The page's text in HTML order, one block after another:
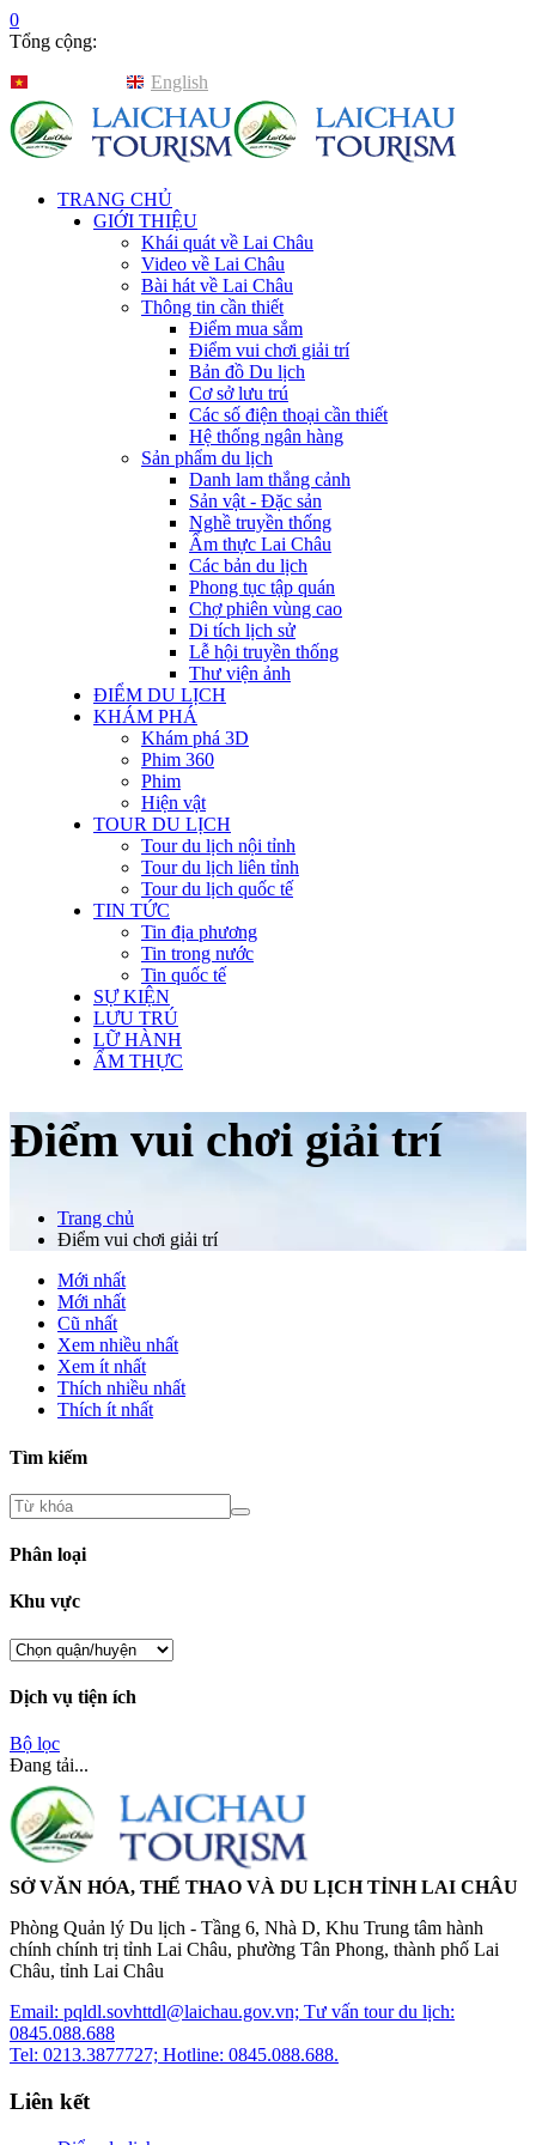
0
Tổng cộng:
English
TRANG CHỦ
GIỚI THIỆU
Khái quát về Lai Châu
Video về Lai Châu
Bài hát về Lai Châu
Thông tin cần thiết
Điểm mua sắm
Điểm vui chơi giải trí
Bản đồ Du lịch
Cơ sở lưu trú
Các số điện thoại cần thiết
Hệ thống ngân hàng
Sản phẩm du lịch
Danh lam thắng cảnh
Sản vật - Đặc sản
Nghề truyền thống
Ẩm thực Lai Châu
Các bản du lịch
Phong tục tập quán
Chợ phiên vùng cao
Di tích lịch sử
Lễ hội truyền thống
Thư viện ảnh
ĐIỂM DU LỊCH
KHÁM PHÁ
Khám phá 3D
Phim 360
Phim
Hiện vật
TOUR DU LỊCH
Tour du lịch nội tỉnh
Tour du lịch liên tỉnh
Tour du lịch quốc tế
TIN TỨC
Tin địa phương
Tin trong nước
Tin quốc tế
SỰ KIỆN
LƯU TRÚ
LỮ HÀNH
ẨM THỰC
Điểm vui chơi giải trí
Trang chủ
Điểm vui chơi giải trí
Mới nhất
Mới nhất
Cũ nhất
Xem nhiều nhất
Xem ít nhất
Thích nhiều nhất
Thích ít nhất
Tìm kiếm
Phân loại
Khu vực
Dịch vụ tiện ích
Bộ lọc
Đang tải...
SỞ VĂN HÓA, THỂ THAO VÀ DU LỊCH TỈNH LAI CHÂU
Phòng Quản lý Du lịch - Tầng 6, Nhà D, Khu Trung tâm hành
chính chính trị tỉnh Lai Châu, phường Tân Phong, thành phố Lai
Châu, tỉnh Lai Châu
Email: pqldl.sovhttdl@laichau.gov.vn; Tư vấn tour du lịch:
0845.088.688
Tel: 0213.3877727; Hotline: 0845.088.688.
Liên kết